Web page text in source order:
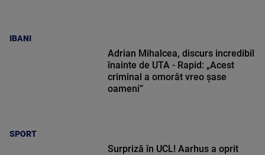
IBANI
SPORT
Adrian Mihalcea, discurs incredibil
înainte de UTA - Rapid: „Acest
criminal a omorât vreo șase
oameni”
Surpriză în UCL! Aarhus a oprit